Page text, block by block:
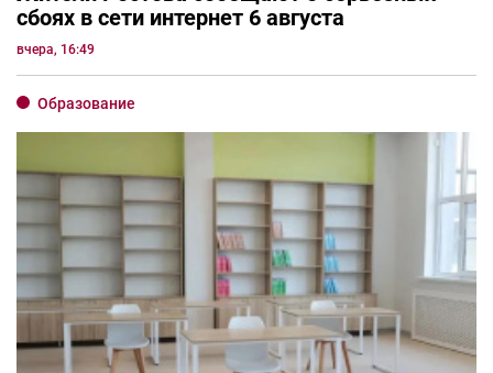
сбоях в сети интернет 6 августа
вчера, 16:49
Образование